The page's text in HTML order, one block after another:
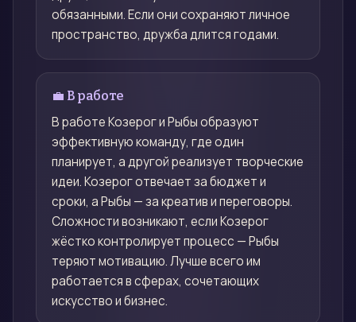
обязанными. Если они сохраняют личное
пространство, дружба длится годами.
💼 В работе
В работе Козерог и Рыбы образуют
эффективную команду, где один
планирует, а другой реализует творческие
идеи. Козерог отвечает за бюджет и
сроки, а Рыбы — за креатив и переговоры.
Сложности возникают, если Козерог
жёстко контролирует процесс — Рыбы
теряют мотивацию. Лучше всего им
работается в сферах, сочетающих
искусство и бизнес.